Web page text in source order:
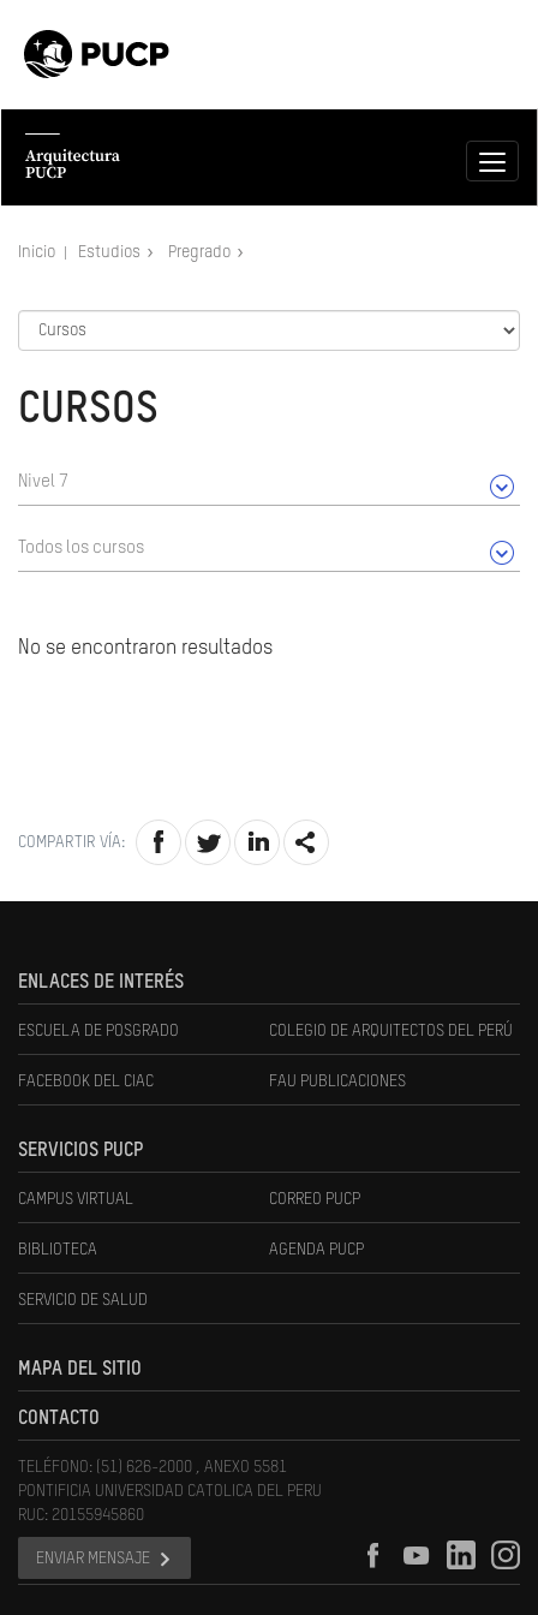
Inicio Estudios Pregrado
CURSOS
Nivel 7
Todos los cursos
No se encontraron resultados
COMPARTIR VÍA:
ENLACES DE INTERÉS
ESCUELA DE POSGRADO COLEGIO DE ARQUITECTOS DEL PERÚ
FACEBOOK DEL CIAC FAU PUBLICACIONES
SERVICIOS PUCP
CAMPUS VIRTUAL CORREO PUCP
BIBLIOTECA AGENDA PUCP
SERVICIO DE SALUD
MAPA DEL SITIO
CONTACTO
TELÉFONO: (51) 626-2000 , ANEXO 5581
PONTIFICIA UNIVERSIDAD CATOLICA DEL PERU
RUC: 20155945860
ENVIAR MENSAJE